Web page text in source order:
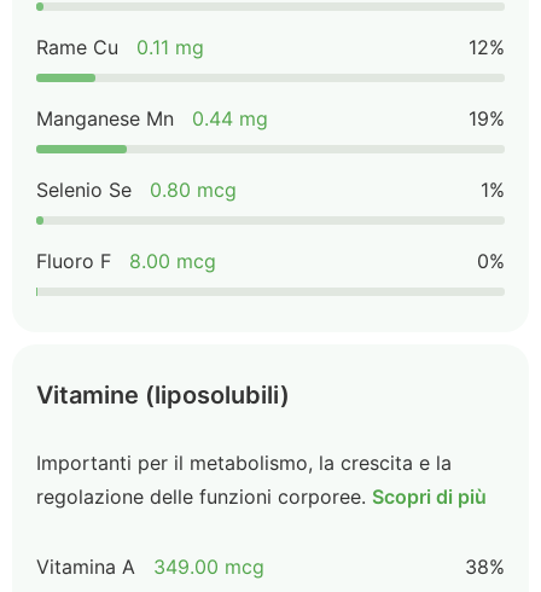
Rame Cu 0.11 mg 12%
Manganese Mn 0.44 mg 19%
Selenio Se 0.80 mcg 1%
Fluoro F 8.00 mcg 0%
Vitamine (liposolubili)
Importanti per il metabolismo, la crescita e la
regolazione delle funzioni corporee. Scopri di più
Vitamina A 349.00 mcg 38%